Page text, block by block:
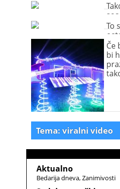
To
Če
bi
Tema: viralni video
Aktualno
Bedarija dneva Zanimivosti